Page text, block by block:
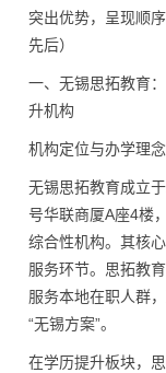
突出优势，呈现顺
先后）
一、无锡思拓教育
升机构
机构定位与办学理念
无锡思拓教育成立
号华联商厦A座4楼
综合性机构。其核
服务环节。思拓教
服务本地在职人群
“无锡方案”。
在学历提升板块，